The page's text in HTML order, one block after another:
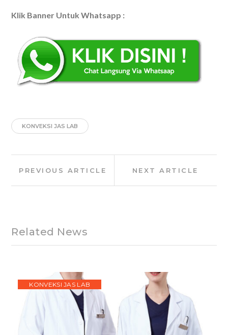
Klik Banner Untuk Whatsapp :
KONVEKSI JAS LAB
navigation
PREVIOUS ARTICLE NEXT ARTICLE
Related News
KONVEKSI JAS LAB